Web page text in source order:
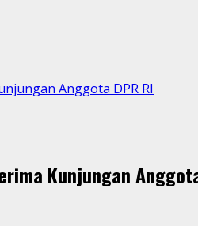
Anggota DPR RI
Kunjungan